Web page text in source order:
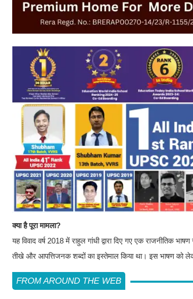
क्या है पूरा मामला?
यह विवाद वर्ष 2018 में राहुल गांधी द्वारा दिए गए एक राजनीतिक
तीखे और आपत्तिजनक शब्दों का इस्तेमाल किया था। इस भाषण को
FROM AROUND THE WEB